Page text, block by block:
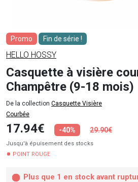
Promo Fin de série !
HELLO HOSSY
Casquette à visière
Champêtre (9-18 mois)
De la collection Casquette Visière
Courbée
17.94€ -40% 29.90€
Jusqu'à épuisement des stocks
POINT ROUGE
Plus que 1 en stock avant